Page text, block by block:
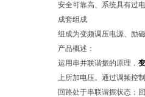
安全可靠高、系统具有过
成套组成
组成为变频调压电源、励
产品概述：
运用串并联谐振的原理，
上所加电压。通过调频控
回路处于串联谐振状态；